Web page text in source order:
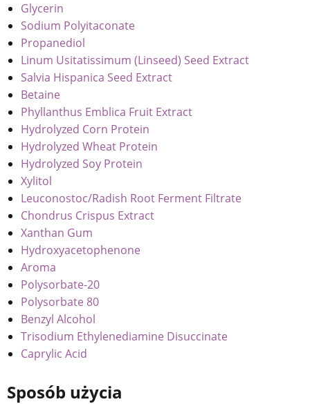
Glycerin
Sodium Polyitaconate
Propanediol
Linum Usitatissimum (Linseed) Seed Extract
Salvia Hispanica Seed Extract
Betaine
Phyllanthus Emblica Fruit Extract
Hydrolyzed Corn Protein
Hydrolyzed Wheat Protein
Hydrolyzed Soy Protein
Xylitol
Leuconostoc/Radish Root Ferment Filtrate
Chondrus Crispus Extract
Xanthan Gum
Hydroxyacetophenone
Aroma
Polysorbate-20
Polysorbate 80
Benzyl Alcohol
Trisodium Ethylenediamine Disuccinate
Caprylic Acid
Sposób użycia